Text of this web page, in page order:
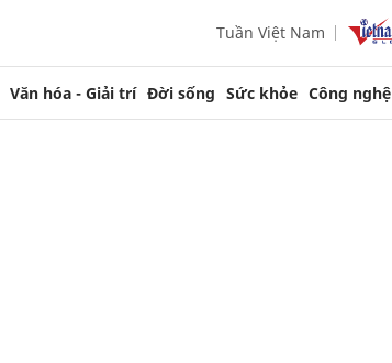
Tuần Việt Nam
Văn hóa - Giải trí Đời sống Sức khỏe Công nghệ